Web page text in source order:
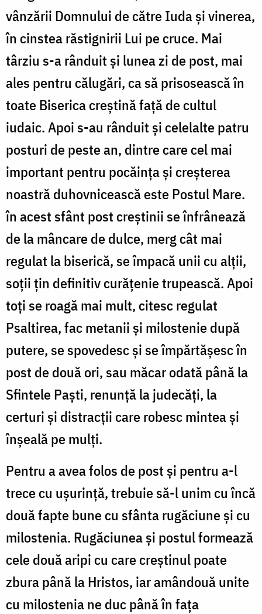
vânzării Domnului de către Iuda și vinerea,
în cinstea răstignirii Lui pe cruce. Mai
târziu s-a rânduit și lunea zi de post, mai
ales pentru călugări, ca să prisosească în
toate Biserica creștină față de cultul
iudaic. Apoi s-au rânduit și celelalte patru
posturi de peste an, dintre care cel mai
important pentru pocăința și creșterea
noastră duhovnicească este Postul Mare.
în acest sfânt post creștinii se înfrânează
de la mâncare de dulce, merg cât mai
regulat la biserică, se împacă unii cu alții,
soții țin definitiv curățenie trupească. Apoi
toți se roagă mai mult, citesc regulat
Psaltirea, fac metanii și milostenie după
putere, se spovedesc și se împărtășesc în
post de două ori, sau măcar odată până la
Sfintele Paști, renunță la judecăți, la
certuri și distracții care robesc mintea și
înșeală pe mulți.
Pentru a avea folos de post și pentru a-l
trece cu ușurință, trebuie să-l unim cu încă
două fapte bune cu sfânta rugăciune și cu
milostenia. Rugăciunea și postul formează
cele două aripi cu care creștinul poate
zbura până la Hristos, iar amândouă unite
cu milostenia ne duc până în fața